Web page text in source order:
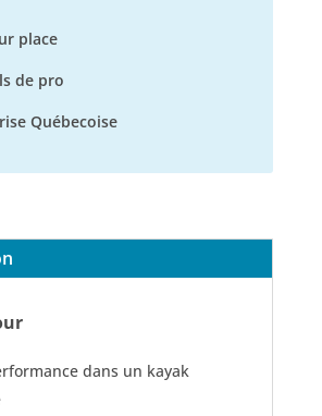
place
de pro
Québecoise
dans un kayak